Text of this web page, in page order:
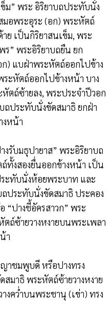
ม” พระ อิริยาบถประทับนั่ง
อพระอุระ (อก) พระหัตถ์
ย เป็นกิริยาสนเข็ม, พระ
” พระอิริยาบถยืน ยก
) แบฝ่าพระหัตถ์ออกไปข้าง
ะหัตถ์ออกไปข้างหน้า บาง
ตถ์ซ้ายลง, พระประจำปีวอก
ประทับนั่งขัดสมาธิ ยกฝ่า
งหน้า
รับมธุปายาส” พระอิริยาบถ
ทั้งสองยื่นออกข้างหน้า เป็น
ะทับนั่งห้อยพระบาท และ
ถประทับนั่งขัดสมาธิ ประคอง
“ปางชี้อัครสาวก” พระ
ถ์ซ้ายวางหงายบนพระเพลา
า
าชมพูบดี หรือปางทรง
มาธิ พระหัตถ์ซ้ายวางหงาย
งคว่ำบนพระชานุ (เข่า) ทรง